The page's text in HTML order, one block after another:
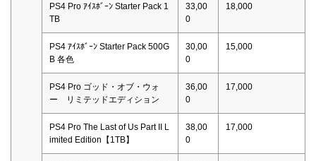
PS4 Pro ｱｲｽﾎﾞｰﾝ Starter Pack 1
TB
33,00
0
18,000
PS4 ｱｲｽﾎﾞｰﾝ Starter Pack 500G
B 各色
30,00
0
15,000
PS4 Pro ゴッド・オブ・ウォ
ー リミテッドエディション
36,00
0
17,000
PS4 Pro The Last of Us Part II L
imited Edition【1TB】
38,00
0
17,000